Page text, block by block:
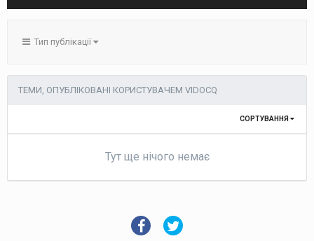
Тип публікації
ТЕМИ, ОПУБЛІКОВАНІ КОРИСТУВАЧЕМ VIDOCQ
СОРТУВАННЯ
Тут ще нічого немає